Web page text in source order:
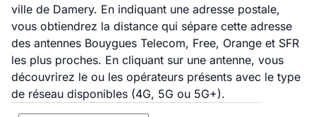
ville de Damery. En indiquant une adresse postale,
vous obtiendrez la distance qui sépare cette adresse
des antennes Bouygues Telecom, Free, Orange et SFR
les plus proches. En cliquant sur une antenne, vous
découvrirez le ou les opérateurs présents avec le type
de réseau disponibles (4G, 5G ou 5G+).